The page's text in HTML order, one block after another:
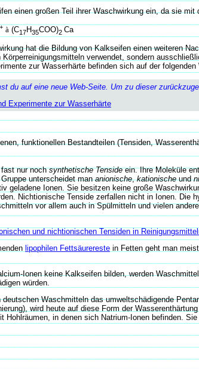
einen großen Teil ihrer Waschwirkung ein, da sie
à (C17H35COO)2 Ca
hat die Bildung von Kalkseifen einen weiteren
verwendet, sondern
zur Wasserhärte befinden sich auf der folgenden
du auf eine neue Web-Seite. Um zu dieser
Experimente zur Wasserhärte
funktionellen Bestandteilen (Tensiden,
fast nur nochsynthetische Tensideein. Ihre Moleküle
unterscheidet mananionische,kationischeund
geladene Ionen. Sie besitzen keine große
Nichtionische Tenside zerfallen nicht in Ionen. Die
vor allem auch in Spülmitteln und vielen
und nichtionischen Tensiden in
lipophilen Fettsäurereste in Fetten geht man
Ionen keine Kalkseifen bilden, werden
würden.
Waschmitteln das umweltschädigende
wird heute auf diese Form der
in denen sich Natrium-Ionen befinden.